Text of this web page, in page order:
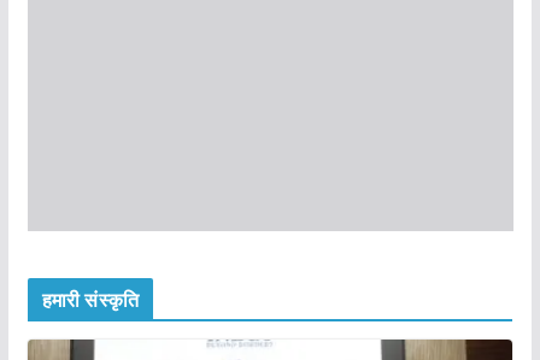
हमारी संस्कृति